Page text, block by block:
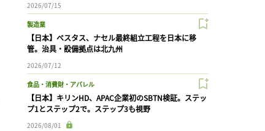
2026/07/15
製造業
【日本】ベスタス、ナセル最終組立工程を日本に移
管。治具・設備拠点は北九州
2026/07/12
食品・消費財・アパレル
【日本】キリンHD、APAC企業初のSBTN検証。ステッ
プ1とステップ2で。ステップ3も視野
2026/08/01